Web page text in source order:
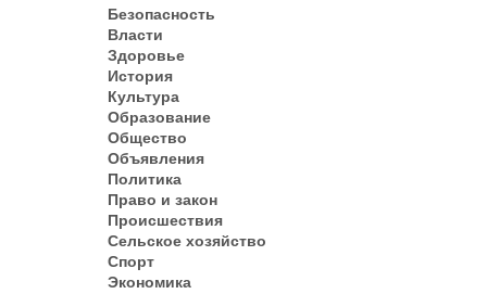
Безопасность
Власти
Здоровье
История
Культура
Образование
Общество
Объявления
Политика
Право и закон
Происшествия
Сельское хозяйство
Спорт
Экономика